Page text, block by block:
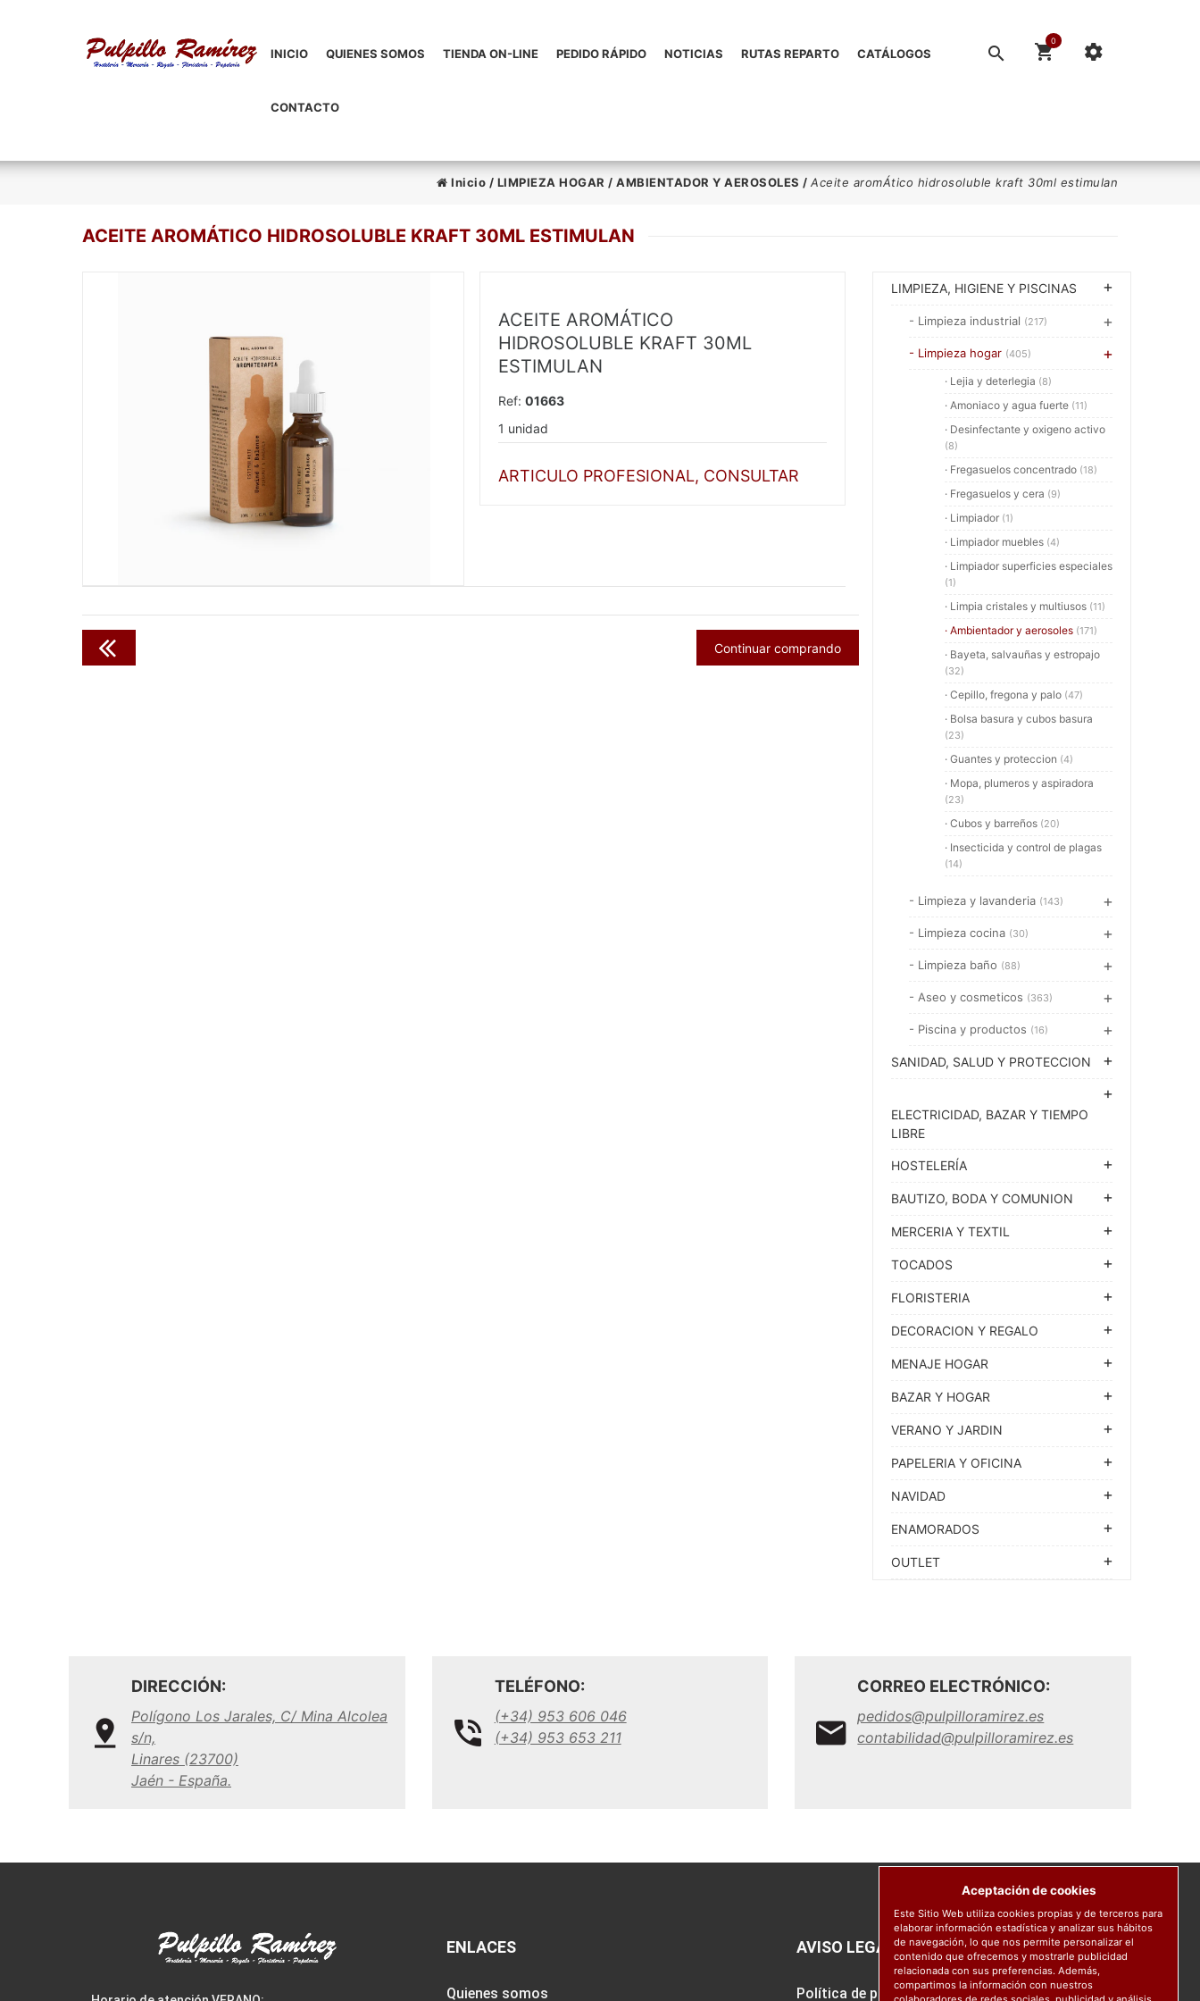
0
INICIO QUIENES SOMOS TIENDA ON-LINE PEDIDO RÁPIDO NOTICIAS RUTAS REPARTO CATÁLOGOS
CONTACTO
Inicio / LIMPIEZA HOGAR / AMBIENTADOR Y AEROSOLES / Aceite aromÁtico hidrosoluble kraft 30ml estimulan
ACEITE AROMÁTICO HIDROSOLUBLE KRAFT 30ML ESTIMULAN
LIMPIEZA, HIGIENE Y PISCINAS
- Limpieza industrial (217)
- Limpieza hogar (405)
· Lejia y deterlegia (8)
· Amoniaco y agua fuerte (11)
· Desinfectante y oxigeno activo
(8)
· Fregasuelos concentrado (18)
· Fregasuelos y cera (9)
· Limpiador (1)
· Limpiador muebles (4)
· Limpiador superficies especiales
(1)
· Limpia cristales y multiusos (11)
· Ambientador y aerosoles (171)
· Bayeta, salvauñas y estropajo
(32)
· Cepillo, fregona y palo (47)
· Bolsa basura y cubos basura
(23)
· Guantes y proteccion (4)
· Mopa, plumeros y aspiradora
(23)
· Cubos y barreños (20)
· Insecticida y control de plagas
(14)
- Limpieza y lavanderia (143)
- Limpieza cocina (30)
- Limpieza baño (88)
- Aseo y cosmeticos (363)
- Piscina y productos (16)
SANIDAD, SALUD Y PROTECCION
ELECTRICIDAD, BAZAR Y TIEMPO
LIBRE
HOSTELERÍA
BAUTIZO, BODA Y COMUNION
MERCERIA Y TEXTIL
TOCADOS
FLORISTERIA
DECORACION Y REGALO
MENAJE HOGAR
BAZAR Y HOGAR
VERANO Y JARDIN
PAPELERIA Y OFICINA
NAVIDAD
ENAMORADOS
OUTLET
ACEITE AROMÁTICO
HIDROSOLUBLE KRAFT 30ML
ESTIMULAN
Ref: 01663
1 unidad
ARTICULO PROFESIONAL, CONSULTAR
Continuar comprando
DIRECCIÓN:
Polígono Los Jarales, C/ Mina Alcolea
s/n,
Linares (23700)
Jaén - España.
TELÉFONO:
(+34) 953 606 046
(+34) 953 653 211
CORREO ELECTRÓNICO:
pedidos@pulpilloramirez.es
contabilidad@pulpilloramirez.es
ENLACES
Quienes somos
AVISO LEGAL
Política de protección de datos
Aceptación de cookies
Este Sitio Web utiliza cookies propias y de terceros para
elaborar información estadística y analizar sus hábitos
de navegación, lo que nos permite personalizar el
contenido que ofrecemos y mostrarle publicidad
relacionada con sus preferencias. Además,
compartimos la información con nuestros